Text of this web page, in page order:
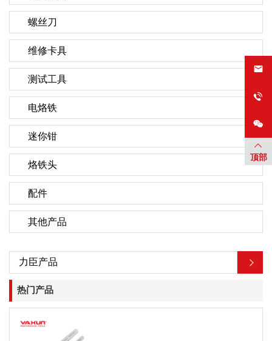
螺丝刀
维修卡具
测试工具
电烙铁
迷你钳
烙铁头
配件
其他产品
力臣产品
热门产品
顶部